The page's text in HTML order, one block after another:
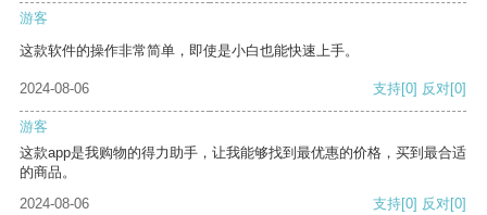
游客
这款软件的操作非常简单，即使是小白也能快速上手。
2024-08-06 支持[0] 反对[0]
游客
这款app是我购物的得力助手，让我能够找到最优惠的价格，买到最合适
的商品。
2024-08-06
支持[0] 反对[0]